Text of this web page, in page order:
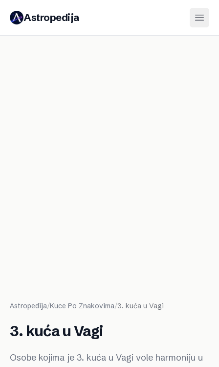
Astropedija
Astropedija/Kuce Po Znakovima/3. kuća u Vagi
3. kuća u Vagi
Osobe kojima je 3. kuća u Vagi vole harmoniju u